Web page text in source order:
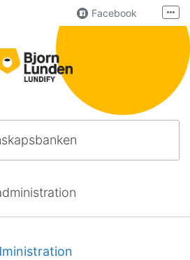
Facebook
Kontakta oss
Manualer för övriga program
Fler